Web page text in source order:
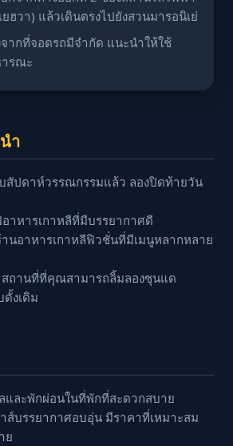
ฮวา) แล้วเดินตรงไปยังสวนมารอนิเย่
จากที่จอดรถมีจำกัด แนะนำให้ใช้
รณะ
ำ
สัปดาห์วรรณกรรมแล้ว ลองปิดท้ายวัน
าหารเกาหลีที่มีบรรยากาศดี
านอาหารเกาหลีฟิวชั่นที่มีเมนูหลากหลาย
สถานที่ที่คุณสามารถลิ้มลองซุนแด
งเดิม
และพักผ่อนในที่พักที่สะดวกสบาย
าส์บรรยากาศอบอุ่น มีราคาที่เหมาะสม
ย